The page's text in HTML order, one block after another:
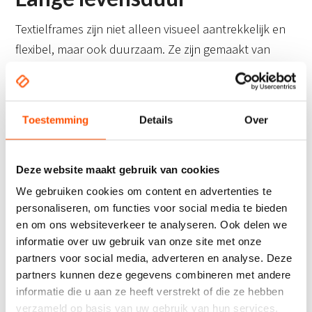
Toestemming Details Over
Deze website maakt gebruik van cookies
We gebruiken cookies om content en advertenties te
personaliseren, om functies voor social media te bieden
en om ons websiteverkeer te analyseren. Ook delen we
informatie over uw gebruik van onze site met onze
partners voor social media, adverteren en analyse. Deze
partners kunnen deze gegevens combineren met andere
informatie die u aan ze heeft verstrekt of die ze hebben
verzameld op basis van uw gebruik van hun services.
Textielframes zijn niet alleen visueel aantrekkelijk en
flexibel, maar ook duurzaam. Ze zijn gemaakt van
hoogwaardige materialen, waardoor ze lang
meegaan. Dit maakt textielframes een
zoek zijn naar reclamemiddelen die langdurig kunnen
Textielframes van CD-
Reclame
Bij CD-Reclame kunnen we textielframes leveren in elk
gewenst formaat. Het textielframe wordt geleverd als
complete set. Deze is vrij eenvoudig in elkaar te
zetten. Het peesdoek wordt met een siliconen pees in